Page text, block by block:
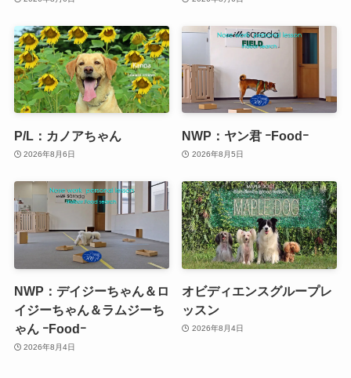
P/L：カノアちゃん
2026年8月6日
NWP：ヤン君 ｰFoodｰ
2026年8月5日
NWP：デイジーちゃん＆ロ
イジーちゃん＆ラムジーち
ゃん ｰFoodｰ
2026年8月4日
オビディエンスグループレ
ッスン
2026年8月4日